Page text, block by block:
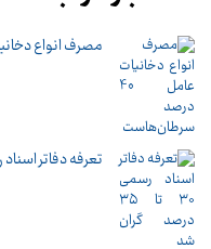
مصرف انواع دخانیات عامل 40
تعرفه دفاتر اسناد رسمی ۳۰ تا ۳۵